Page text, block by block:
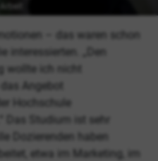
– das waren schon
interessierten. „Den
wollte ich nicht
Angebot
Hochschule
Das Studium ist sehr
Dozierenden haben
etwa im Marketing, im